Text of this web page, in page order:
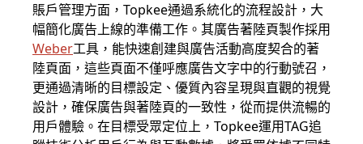
賬戶管理方面，Topkee通過系統化的流程設計，大
幅簡化廣告上線的準備工作。其廣告著陸頁製作採用
Weber工具，能快速創建與廣告活動高度契合的著
陸頁面，這些頁面不僅呼應廣告文字中的行動號召，
更通過清晰的目標設定、優質內容呈現與直觀的視覺
設計，確保廣告與著陸頁的一致性，從而提供流暢的
用戶體驗。在目標受眾定位上，Topkee運用TAG追